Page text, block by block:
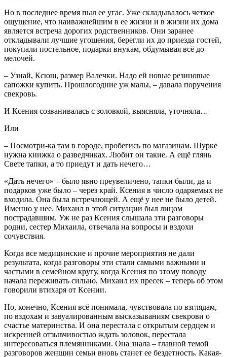
Но в последнее время пыл ее угас. Уже складывалось четкое
ощущение, что наиважнейшим в ее жизни и в жизни их дома
является встреча дорогих родственников. Они заранее
откладывали лучшие угощения, берегли их до приезда гостей,
покупали постельное, подарки внукам, обдумывая всё до
мелочей.
– Узнай, Ксюш, размер Валечки. Надо ей новые резиновые
сапожки купить. Прошлогодние уж малы, – давала поручения
свекровь.
И Ксения созванивалась с золовкой, выясняла, уточняла…
Или
– Посмотри-ка там в городе, пробегись по магазинам. Шурке
нужна книжка о разведчиках. Любит он такие. А ещё глянь
Свете тапки, а то приедут и дать нечего…
«Дать нечего» – было явно преувеличено, тапки были, да и
подарков уже было – через край. Ксения в число одаряемых не
входила. Она была встречающей. А ещё у нее не было детей.
Именно у нее. Михаил в этой ситуации был лицом
пострадавшим. Уж не раз Ксения слышала эти разговоры
родни, сестер Михаила, отвечала на вопросы и вздохи
сочувствия.
Когда все медицинские и прочие мероприятия не дали
результата, когда разговоры эти стали самыми важными и
частыми в семейном кругу, когда Ксения по этому поводу
начала переживать сильно, Михаил их пресек – теперь об этом
говорили втихаря от Ксении.
Но, конечно, Ксения всё понимала, чувствовала по взглядам,
по вздохам и завуалированным высказываниям свекрови о
счастье материнства. И она перестала с открытым сердцем и
искренней отзывчивостью ждать золовок, перестала
интересоваться племянниками. Она знала – главной темой
разговоров женщин семьи вновь станет ее бездетность. Какая-